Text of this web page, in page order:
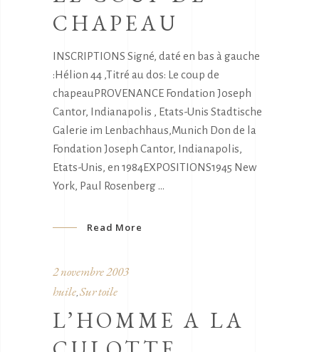
CHAPEAU
INSCRIPTIONS Signé, daté en bas à gauche
:Hélion 44 ,Titré au dos: Le coup de
chapeauPROVENANCE Fondation Joseph
Cantor, Indianapolis , Etats-Unis Stadtische
Galerie im Lenbachhaus,Munich Don de la
Fondation Joseph Cantor, Indianapolis,
Etats-Unis, en 1984EXPOSITIONS1945 New
York, Paul Rosenberg
Read More
2 novembre 2003
huile, Sur toile
L’HOMME A LA